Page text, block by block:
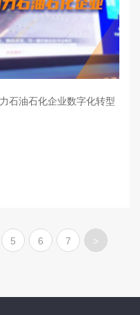
石油石化企业数字化转型
5 6 7 >